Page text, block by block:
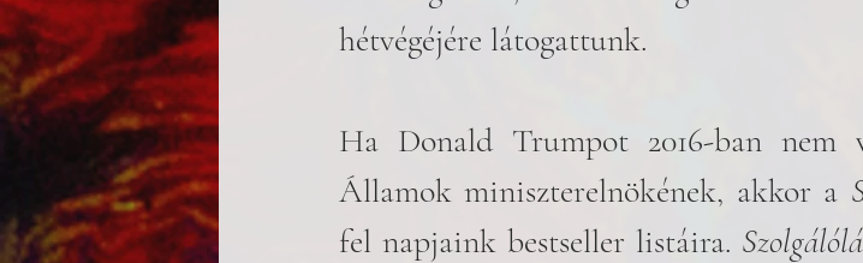
hétvégéjére látogattunk.
Ha Donald Trumpot 2016-ban nem
Államok miniszterelnökének, akkor a
fel napjaink bestseller listáira.